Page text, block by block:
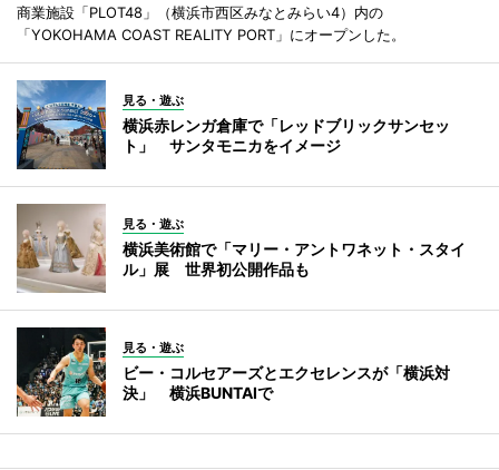
商業施設「PLOT48」（横浜市西区みなとみらい4）内の
「YOKOHAMA COAST REALITY PORT」にオープンした。
見る・遊ぶ
横浜赤レンガ倉庫で「レッドブリックサンセッ
ト」 サンタモニカをイメージ
見る・遊ぶ
横浜美術館で「マリー・アントワネット・スタイ
ル」展 世界初公開作品も
見る・遊ぶ
ビー・コルセアーズとエクセレンスが「横浜対
決」 横浜BUNTAIで